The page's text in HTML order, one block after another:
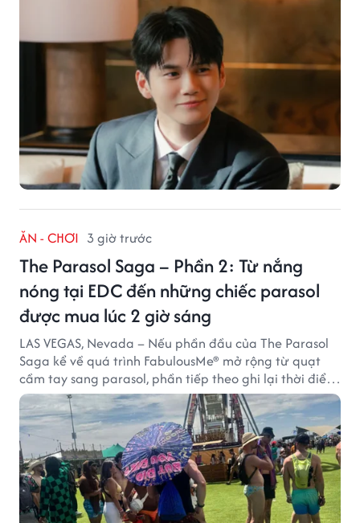
ĂN - CHƠI 3 giờ trước
The Parasol Saga – Phần 2: Từ nắng
nóng tại EDC đến những chiếc parasol
được mua lúc 2 giờ sáng
LAS VEGAS, Nevada – Nếu phần đầu của The Parasol
Saga kể về quá trình FabulousMe® mở rộng từ quạt
cầm tay sang parasol, phần tiếp theo ghi lại thời điểm
sản phẩm được thị trường đón nhận và dần vượt khỏi
công năng che nắng thông thường.